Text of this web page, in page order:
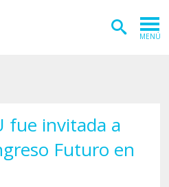
MENÚ
fue invitada a
Futuro en